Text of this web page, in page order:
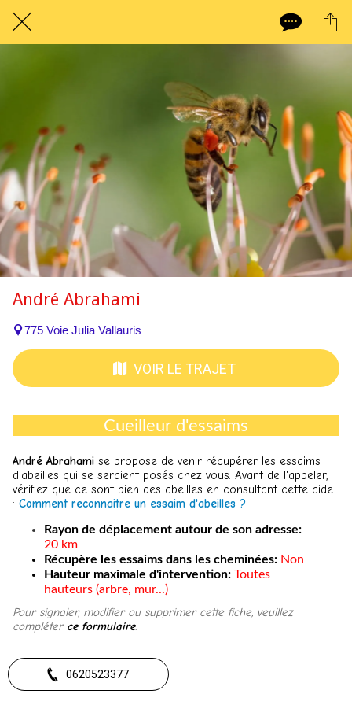
André Abrahami
775 Voie Julia Vallauris
VOIR LE TRAJET
Cueilleur d'essaims
André Abrahami se propose de venir récupérer les essaims
d'abeilles qui se seraient posés chez vous. Avant de l'appeler,
vérifiez que ce sont bien des abeilles en consultant cette aide
: Comment reconnaitre un essaim d'abeilles ?
Rayon de déplacement autour de son adresse:
20 km
Récupère les essaims dans les cheminées: Non
Hauteur maximale d'intervention: Toutes
hauteurs (arbre, mur...)
​Pour signaler, modifier ou supprimer cette fiche, veuillez
compléter ce formulaire.
0620523377